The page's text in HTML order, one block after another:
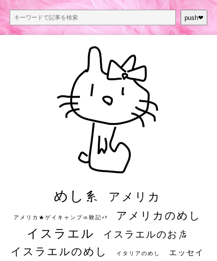
push❤︎
めし系 アメリカ
アメリカ★ゲイキャンプ体験記S3 アメリカのめし
イスラエル イスラエルのお店
イスラエルのめし イタリアのめし エッセイ